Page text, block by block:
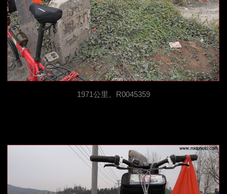
1971公里。R0045359